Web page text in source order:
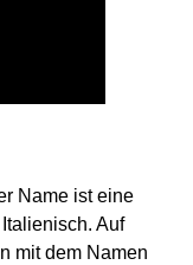
Name ist eine
Auf
mit dem Namen